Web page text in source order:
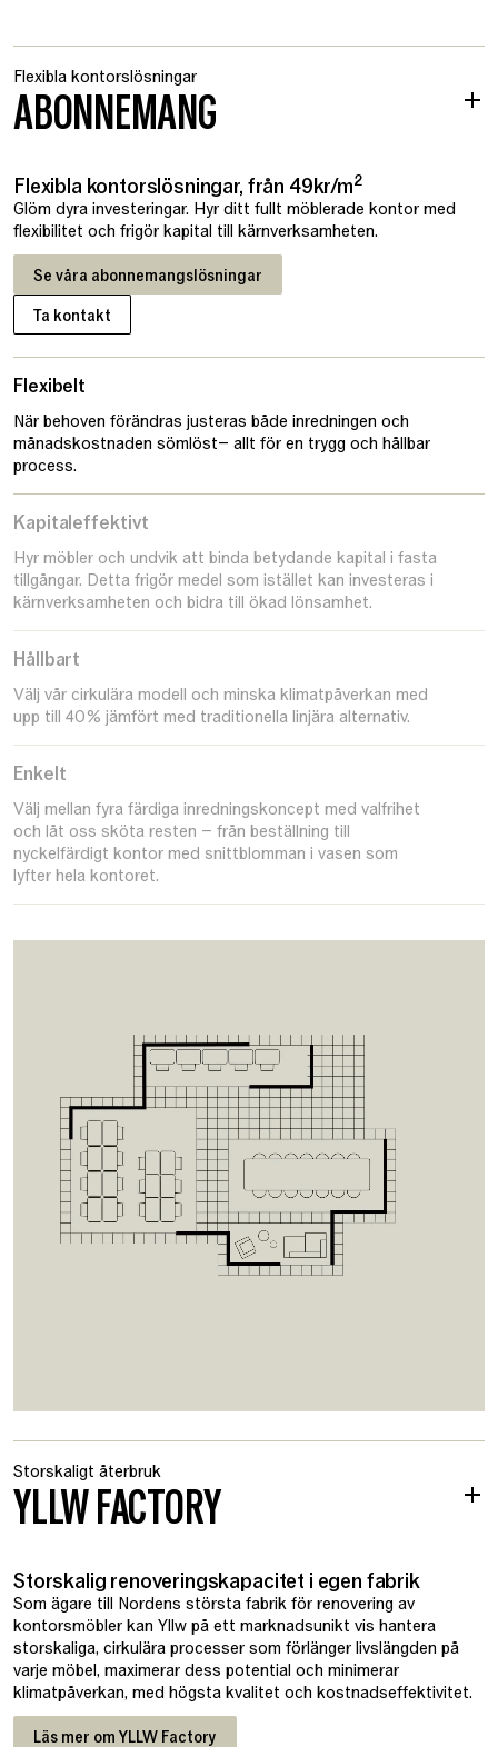
Flexibla kontorslösningar
ABONNEMANG
Flexibla kontorslösningar, från 49kr/m2
Glöm dyra investeringar. Hyr ditt fullt möblerade kontor med
flexibilitet och frigör kapital till kärnverksamheten.
Se våra abonnemangslösningar
Ta kontakt
Flexibelt
När behoven förändras justeras både inredningen och
månadskostnaden sömlöst– allt för en trygg och hållbar
process.
Kapitaleffektivt
Hyr möbler och undvik att binda betydande kapital i fasta
tillgångar. Detta frigör medel som istället kan investeras i
kärnverksamheten och bidra till ökad lönsamhet.
Hållbart
Välj vår cirkulära modell och minska klimatpåverkan med
upp till 40% jämfört med traditionella linjära alternativ.
Enkelt
Välj mellan fyra färdiga inredningskoncept med valfrihet
och låt oss sköta resten – från beställning till
nyckelfärdigt kontor med snittblomman i vasen som
lyfter hela kontoret.
Storskaligt återbruk
YLLW FACTORY
Storskalig renoveringskapacitet i egen fabrik
Som ägare till Nordens största fabrik för renovering av
kontorsmöbler kan Yllw på ett marknadsunikt vis hantera
storskaliga, cirkulära processer som förlänger livslängden på
varje möbel, maximerar dess potential och minimerar
klimatpåverkan, med högsta kvalitet och kostnadseffektivitet.
Läs mer om YLLW Factory